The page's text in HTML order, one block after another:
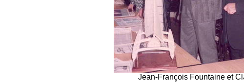
Jean-François Fountaine et